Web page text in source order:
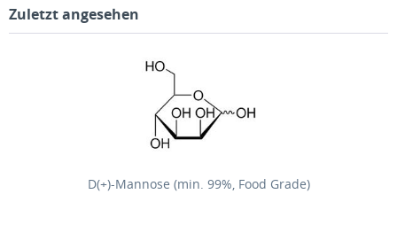
Zuletzt angesehen
D(+)-Mannose (min. 99%, Food Grade)